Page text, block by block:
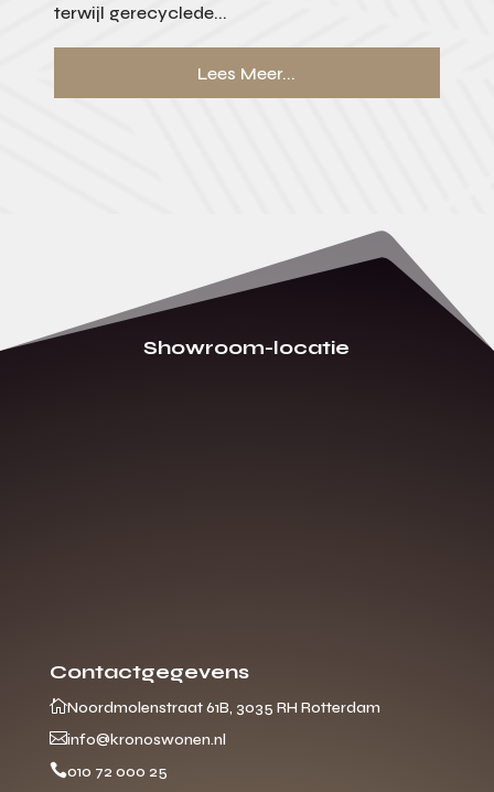
terwijl gerecyclede...
Lees Meer...
Showroom-locatie
Contactgegevens
Noordmolenstraat 61B, 3035 RH Rotterdam
info@kronoswonen.nl
010 72 000 25